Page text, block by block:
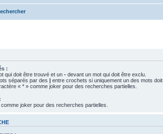
:
qui doit être trouvé et un - devant un mot qui doit être exclu.
séparés par des | entre crochets si uniquement un des mots doit
« * » comme joker pour des recherches partielles.
joker pour des recherches partielles.